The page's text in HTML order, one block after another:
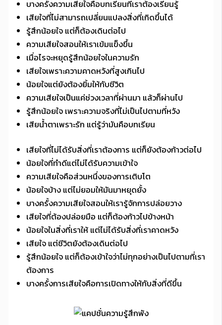
บางครั้งความเสียใจคือบทเรียนที่เราต้องเรียนรู้
เสียใจที่ไม่สามารถเปลี่ยนแปลงสิ่งที่เกิดขึ้นได้
รู้สึกน้อยใจ แต่ก็ต้องเดินต่อไป
ความเสียใจสอนให้เราเข้มแข็งขึ้น
เมื่อไรจะหยุดรู้สึกน้อยใจในความรัก
เสียใจเพราะความคาดหวังที่สูงเกินไป
น้อยใจแต่ยังต้องยิ้มให้กับชีวิต
ความเสียใจเป็นแค่ช่วงเวลาที่ผ่านมา แล้วก็ผ่านไป
รู้สึกน้อยใจ เพราะความจริงที่ไม่เป็นไปตามที่หวัง
เสียน้ำตาเพราะรัก แต่รู้ว่ามันคือบทเรียน
เสียใจที่ไม่ได้รับสิ่งที่เราต้องการ แต่ก็ยังต้องก้าวต่อไป
น้อยใจที่ทำดีแต่ไม่ได้รับความเข้าใจ
ความเสียใจคือส่วนหนึ่งของการเติบโต
น้อยใจบ้าง แต่ไม่ยอมให้มันมาหยุดยั้ง
บางครั้งความเสียใจสอนให้เรารู้จักการปล่อยวาง
เสียใจที่ต้องปล่อยมือ แต่ก็ต้องก้าวไปข้างหน้า
น้อยใจในสิ่งที่เราให้ แต่ไม่ได้รับสิ่งที่เราคาดหวัง
เสียใจ แต่ชีวิตยังต้องเดินต่อไป
รู้สึกน้อยใจ แต่ก็ต้องเข้าใจว่าไม่ทุกอย่างเป็นไปตามที่เรา
ต้องการ
บางครั้งการเสียใจคือการเปิดทางให้กับสิ่งที่ดีขึ้น